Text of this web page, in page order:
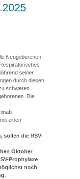
Neugeborenen
seiner
durch diesen
schweren
Die
einen
sollen die RSV-
Oktober
Prophylaxe
noch